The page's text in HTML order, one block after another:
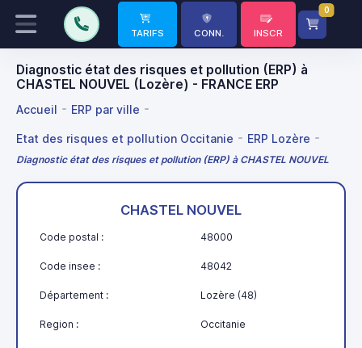
TARIFS CONN. INSCR
0
Diagnostic état des risques et pollution (ERP) à
CHASTEL NOUVEL (Lozère) - FRANCE ERP
Accueil ERP par ville
Etat des risques et pollution Occitanie ERP Lozère
Diagnostic état des risques et pollution (ERP) à CHASTEL NOUVEL
CHASTEL NOUVEL
Code postal : 48000
Code insee : 48042
Département : Lozère (48)
Region : Occitanie